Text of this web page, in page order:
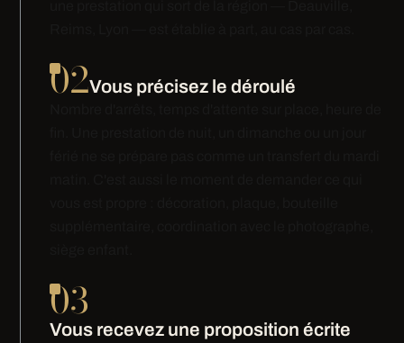
02Vous précisez le déroulé
03
Vous recevez une proposition écrite